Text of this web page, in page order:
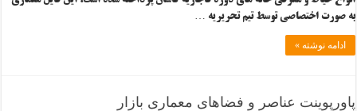
به صورت اختصاصی توسط تیم تحریریه …
ادامه نوشته »
پاورپوینت عناصر و فضاهای معماری بازار